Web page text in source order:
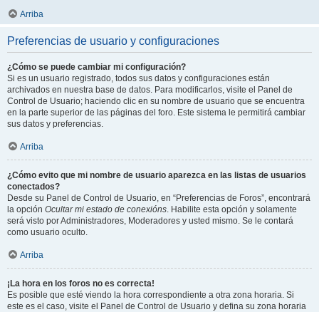
Arriba
Preferencias de usuario y configuraciones
¿Cómo se puede cambiar mi configuración?
Si es un usuario registrado, todos sus datos y configuraciones están
archivados en nuestra base de datos. Para modificarlos, visite el Panel de
Control de Usuario; haciendo clic en su nombre de usuario que se encuentra
en la parte superior de las páginas del foro. Este sistema le permitirá cambiar
sus datos y preferencias.
Arriba
¿Cómo evito que mi nombre de usuario aparezca en las listas de usuarios
conectados?
Desde su Panel de Control de Usuario, en “Preferencias de Foros”, encontrará
la opción Ocultar mi estado de conexións. Habilite esta opción y solamente
será visto por Administradores, Moderadores y usted mismo. Se le contará
como usuario oculto.
Arriba
¡La hora en los foros no es correcta!
Es posible que esté viendo la hora correspondiente a otra zona horaria. Si
este es el caso, visite el Panel de Control de Usuario y defina su zona horaria